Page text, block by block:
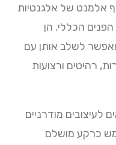
אלמנט של אלגנטיות
הכללי. הן
ואפשר לשלב אותן עם
רהיטים ורצועות
לעיצובים מודרניים
כרקע מושלם